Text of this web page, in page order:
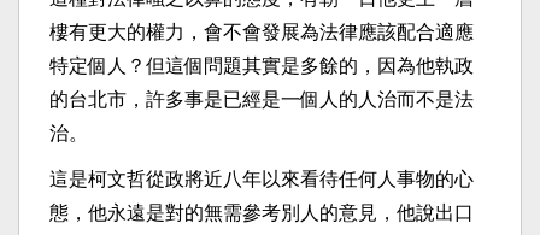
樓有更大的權力，會不會發展為法律應該配合適應
特定個人？但這個問題其實是多餘的，因為他執政
的台北市，許多事是已經是一個人的人治而不是法
治。
這是柯文哲從政將近八年以來看待任何人事物的心
態，他永遠是對的無需參考別人的意見，他說出口